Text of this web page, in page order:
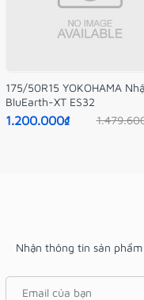
175/50R15 YOKOHAMA
BluEarth-XT ES32
1.200.000₫
Nhận thông tin sản